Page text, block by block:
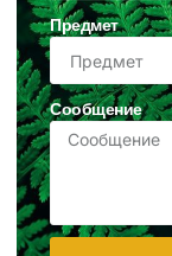
Предмет
Сообщение